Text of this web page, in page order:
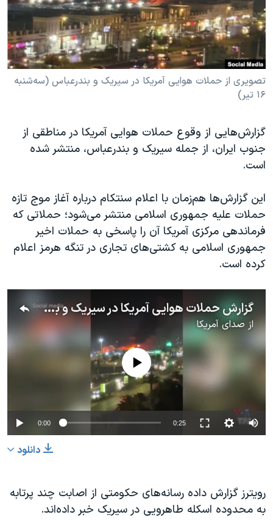
فرهنگ و زندگی
حقوق شهروندی
اقتصادی
علم و فناوری
اسرائیل در جنگ
آرشیو پخش زنده
مستندها
انتخابات ریاست جمهوری آمریکا ۲۰۲۴
حمله جمهوری اسلامی به اسرائیل
رمز مهسا
ورزش زنان در ایران
مجموعه مستندهای دادخواهی
تریبونال مردمی آبان ۹۸
چهل سال گروگان‌گیری
قانون شفافیت دارائی کادر رهبری ایران
اعتراضات مردمی آبان ۹۸
نرگس محمدی برنده جایزه نوبل صلح
همایش محافظه‌کاران آمریکا «سی‌پک»
صفحه‌های ویژه
سفر پرزیدنت ترامپ به چین
دنبال کنید
زبانهای مختلف
تصویری از حملات هوایی آمریکا در سیریک و بندرعباس (سه‌شنبه
۱۶ تیر)
گزارش‌هایی از وقوع حملات هوایی آمریکا در مناطقی از
جنوب ایران، از جمله سیریک و بندرعباس، منتشر شده
است.
این گزارش‌ها هم‌زمان با اعلام سنتکام درباره آغاز موج تازه
حملات علیه جمهوری اسلامی منتشر می‌شود؛ حملاتی که
فرماندهی مرکزی آمریکا آن را پاسخی به حملات اخیر
جمهوری اسلامی به کشتی‌های تجاری در تنگه هرمز اعلام
کرده است.
گزارش حملات هوایی آمریکا در سیریک و بندرعباس
از صدای آمریکا
720p
1080p
No media source currently available
0:00 0:25
720p
دانلود
رویترز گزارش داده رسانه‌های حکومتی از اصابت چند پرتابه
به محدوده اسکله طاهرویی در سیریک خبر داده‌اند.